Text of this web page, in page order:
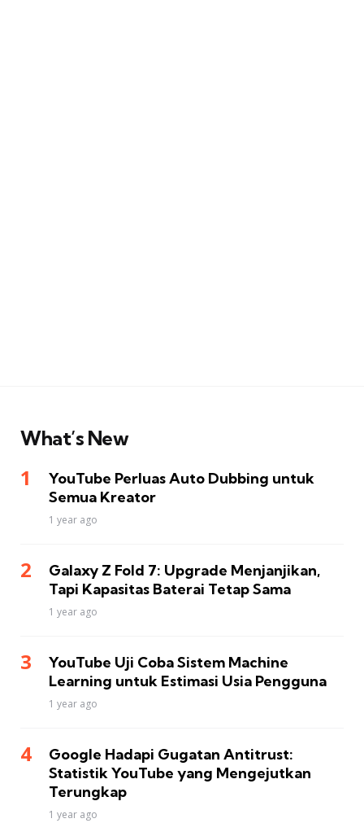
What’s New
YouTube Perluas Auto Dubbing untuk
Semua Kreator
1 year ago
Galaxy Z Fold 7: Upgrade Menjanjikan,
Tapi Kapasitas Baterai Tetap Sama
1 year ago
YouTube Uji Coba Sistem Machine
Learning untuk Estimasi Usia Pengguna
1 year ago
Google Hadapi Gugatan Antitrust:
Statistik YouTube yang Mengejutkan
Terungkap
1 year ago